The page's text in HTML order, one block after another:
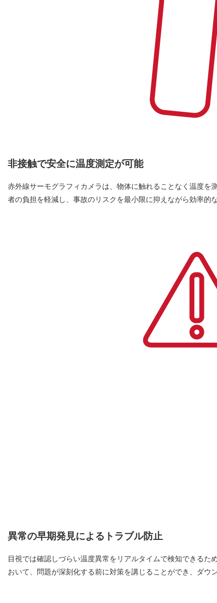
非接触で安全に温度測定が可能
赤外線サーモグラフィカメラは、物体に触れることなく温度
者の負担を軽減し、事故のリスクを最小限に抑えながら効率的
異常の早期発見によるトラブル防止
目視では確認しづらい温度異常をリアルタイムで検知できる
おいて、問題が深刻化する前に対策を講じることができ、ダウ